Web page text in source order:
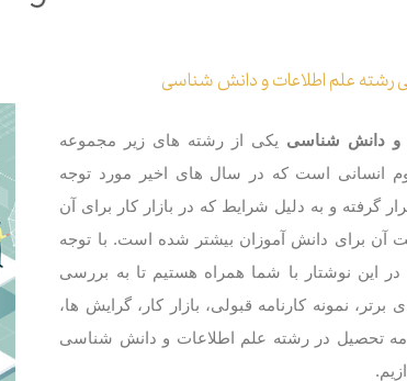
رشته علم اطلاعات و دانش شناسی
و دانش شناسی یکی از رشته های زیر مجموعه
انسانی است که در سال های اخیر مورد توجه
گرفته و به دلیل شرایط که در بازار کار برای آن
آن برای دانش آموزان بیشتر شده است. با توجه
این نوشتار با شما همراه هستیم تا به بررسی
برتر، نمونه کارنامه قبولی، بازار کار، گرایش ها،
تحصیل در رشته علم اطلاعات و دانش شناسی